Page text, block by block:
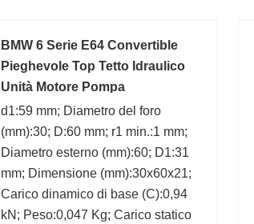
BMW 6 Serie E64 Convertible
Pieghevole Top Tetto Idraulico
Unità Motore Pompa
d1:59 mm; Diametro del foro
(mm):30; D:60 mm; r1 min.:1 mm;
Diametro esterno (mm):60; D1:31
mm; Dimensione (mm):30x60x21;
Carico dinamico di base (C):0,94
kN; Peso:0,047 Kg; Carico statico